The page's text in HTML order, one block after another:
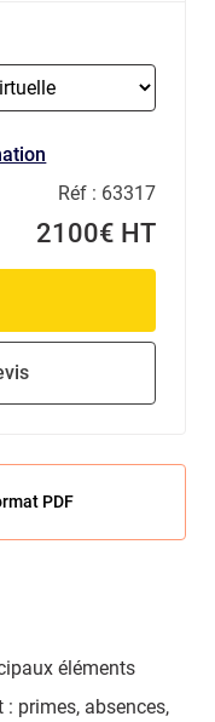
Réf : 63317
2100€ HT
PDF
éléments
primes, absences,